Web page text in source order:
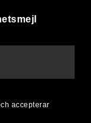
accepterar